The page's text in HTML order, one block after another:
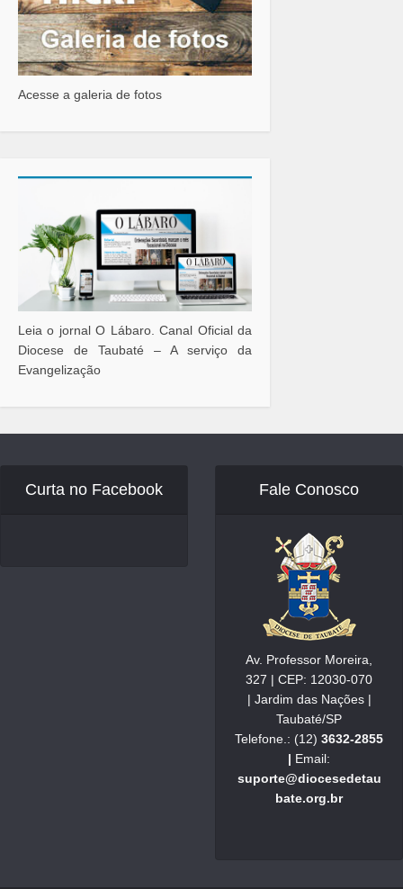
Acesse a galeria de fotos
Leia o jornal O Lábaro. Canal Oficial da
Diocese de Taubaté – A serviço da
Evangelização
Curta no Facebook Fale Conosco
Av. Professor Moreira,
327 | CEP: 12030-070
| Jardim das Nações |
Taubaté/SP
Telefone.: (12) 3632-2855
| Email:
suporte@diocesedetau
bate.org.br